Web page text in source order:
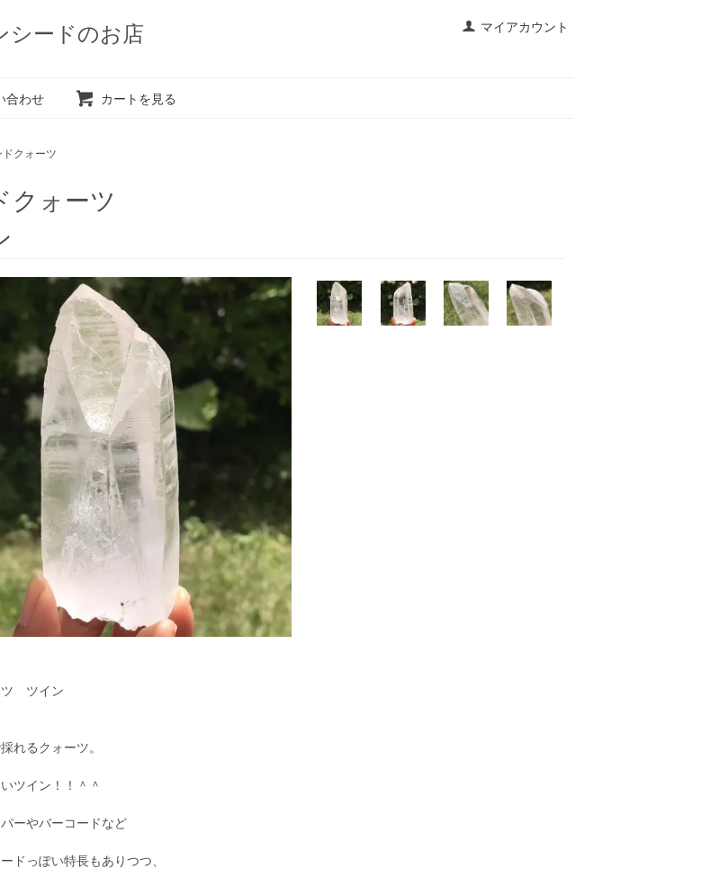
マイアカウント
シードのお店
合わせ カートを見る
ドクォーツ
クォーツ
ツ ツイン
れるクォーツ。
ツイン！！＾＾
ーやバーコードなど
ドっぽい特長もありつつ、